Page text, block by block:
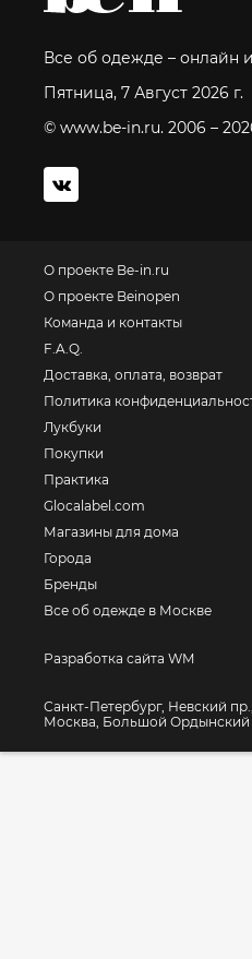
Все об одежде – онлайн
Пятница, 7 Август 2026 г.
© www.be-in.ru. 2006 –
О проекте Be-in.ru
О проекте Beinopen
Команда и контакты
F.A.Q.
Доставка, оплата, возврат
Политика
Лукбуки
Покупки
Практика
Glocalabel.com
Магазины для дома
Города
Бренды
Все об одежде в Москве
Разработка сайта WM
Санкт-Петербург, Невский
Москва, Большой Ордынский